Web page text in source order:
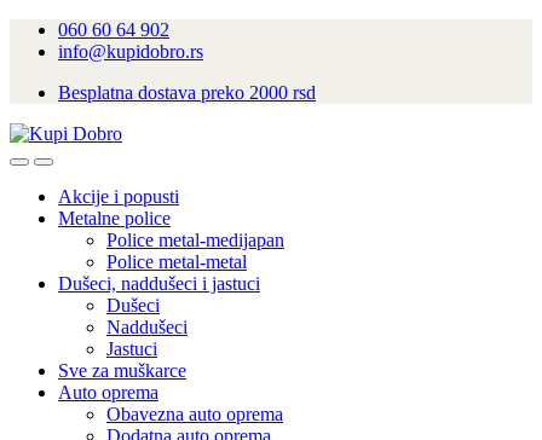
060 60 64 902
info@kupidobro.rs
Besplatna dostava preko 2000 rsd
Akcije i popusti
Metalne police
Police metal-medijapan
Police metal-metal
Dušeci, naddušeci i jastuci
Dušeci
Naddušeci
Jastuci
Sve za muškarce
Auto oprema
Obavezna auto oprema
Dodatna auto oprema